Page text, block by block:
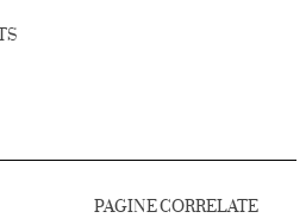
PAGINE CORRELATE